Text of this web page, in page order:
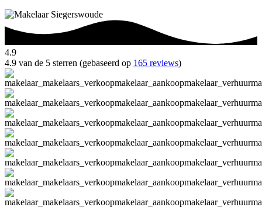
4.9
4.9 van de 5 sterren (gebaseerd op 165 reviews)